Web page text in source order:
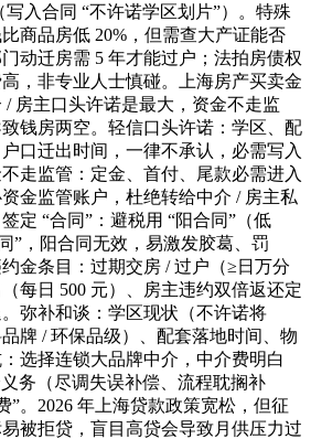
入合同 “不许诺学区划片”）。特殊
商品房低 20%，但需查大产证能否
动迁房需 5 年才能过户；法拍房债权
，非专业人士慎碰。上海房产买卖金
房主口头许诺是最大，资金不走监
钱房两空。轻信口头许诺：学区、配
口迁出时间，一律不承认，必需写入
走监管：定金、首付、尾款必需进入
金监管账户，杜绝转给中介 / 房主私
定 “合同”：避税用 “阳合同”（低
”，阳合同无效，易激发胶葛、罚
金条目：过期交房 / 过户（≥日万分
每日 500 元）、房主违约双倍返还定
弥补和谈：学区现状（不许诺将
牌 / 环保品级）、配套落地时间、物
选择连锁大品牌中介，中介费明白
义务（尽调失误补偿、流程耽搁补
”。2026 年上海贷款政策宽松，但征
被拒贷，盲目高贷会导致月供压力过